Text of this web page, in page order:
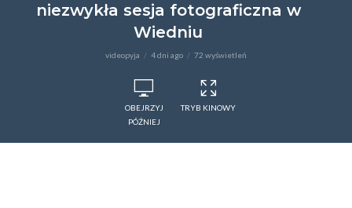
niezwykła sesja fotograficzna w
Wiedniu
videopyja 4 dni ago 72 wyświetleń
OBEJRZYJ
PÓŹNIEJ
TRYB KINOWY